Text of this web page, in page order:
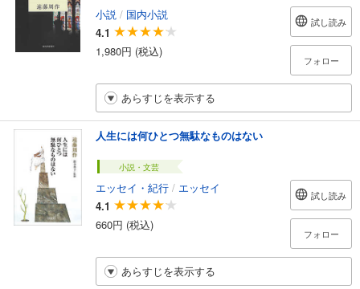
小説 / 国内小説
4.1
1,980円 (税込)
試し読み
フォロー
あらすじを表示する
人生には何ひとつ無駄なものはない
小説・文芸
エッセイ・紀行 / エッセイ
4.1
660円 (税込)
試し読み
フォロー
あらすじを表示する